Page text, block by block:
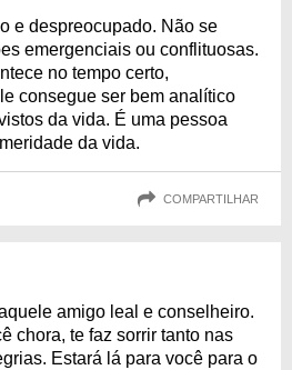
e despreocupado. Não se
emergenciais ou conflituosas.
no tempo certo,
consegue ser bem analítico
da vida. É uma pessoa
da vida.
COMPARTILHAR
amigo leal e conselheiro.
chora, te faz sorrir tanto nas
Estará lá para você para o